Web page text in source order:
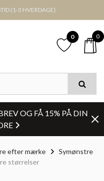
(1-3 HVERDAGE)
0 0
OG FÅ 15% PÅ DIN
efter mærke
Symønstre
størrelser